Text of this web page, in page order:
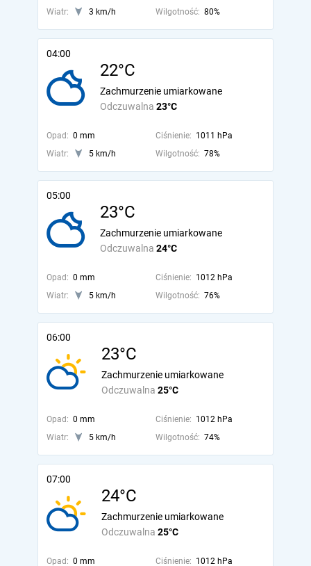
Wiatr:
3 km/h Wilgotność: 80%
04:00
22°C
Odczuwalna 23°C
Zachmurzenie umiarkowane
Opad: 0 mm Ciśnienie: 1011 hPa
Wiatr:
5 km/h Wilgotność: 78%
05:00
23°C
Odczuwalna 24°C
Zachmurzenie umiarkowane
Opad: 0 mm Ciśnienie: 1012 hPa
Wiatr:
5 km/h Wilgotność: 76%
06:00
23°C
Odczuwalna 25°C
Zachmurzenie umiarkowane
Opad: 0 mm Ciśnienie: 1012 hPa
Wiatr:
5 km/h Wilgotność: 74%
07:00
24°C
Odczuwalna 25°C
Zachmurzenie umiarkowane
Opad: 0 mm Ciśnienie: 1012 hPa